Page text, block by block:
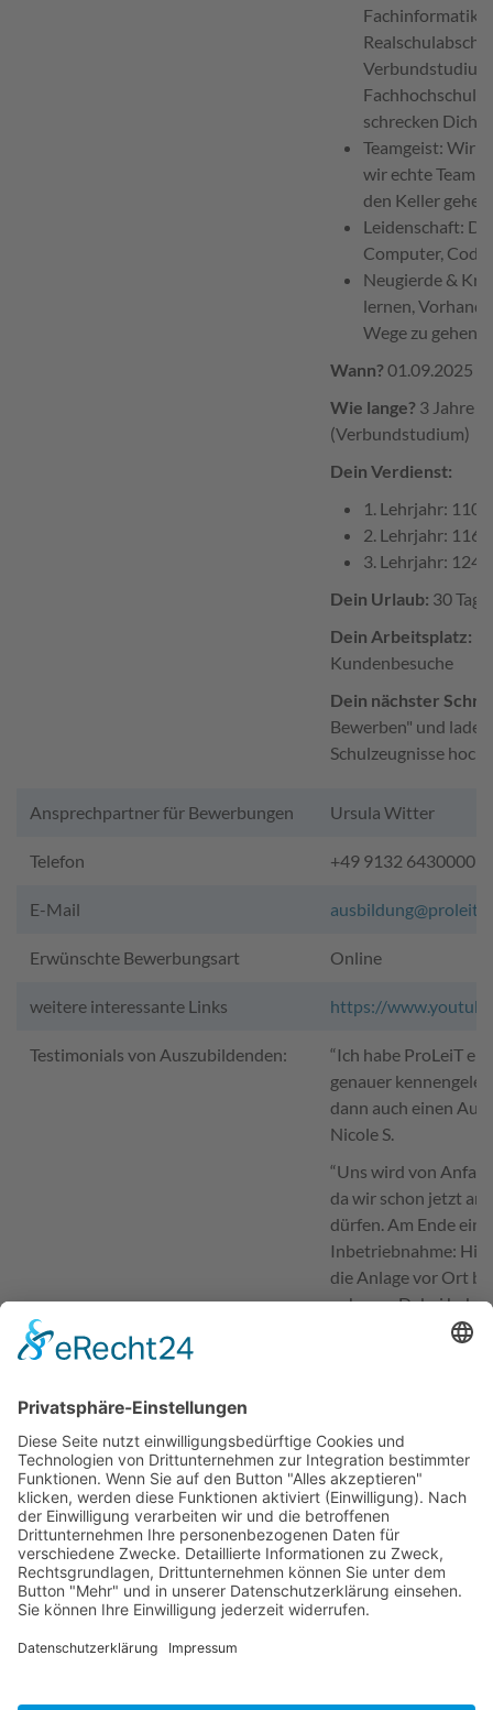
schrecken Dich
Teamgeist: Wir
wir echte
den Keller gehen.
Leidenschaft:
Computer,
Neugierde &
lernen,
Wege zu gehen.
Wann?01.09.2025
Wie lange? 3 Jahre
(Verbundstudium)
Dein Verdienst:
1. Lehrjahr:
2. Lehrjahr:
3. Lehrjahr:
Dein Urlaub: 30
Dein Arbeitsplatz:
Kundenbesuche
Dein nächster
Bewerben" und lade
Schulzeugnisse hoch!
Ansprechpartner für Bewerbungen Ursula Witter
Telefon +49 9132 6430000
E-Mail
Erwünschte Bewerbungsart Online
weitere interessante Links https://
Testimonials von Auszubildenden:
“Ich habe ProLeiT
genauer
dann auch einen
Nicole S.
“Uns wird von
da wir schon jetzt
dürfen. Am Ende
Inbetriebnahme:
die Anlage vor Ort
nehmen. Dabei
sehen, wie die
Ausbildungsbetriebe
gibt. Und ich fühle
“An meiner
selbstständig
meiner Kollegen ist
wird sich um alle
durch das